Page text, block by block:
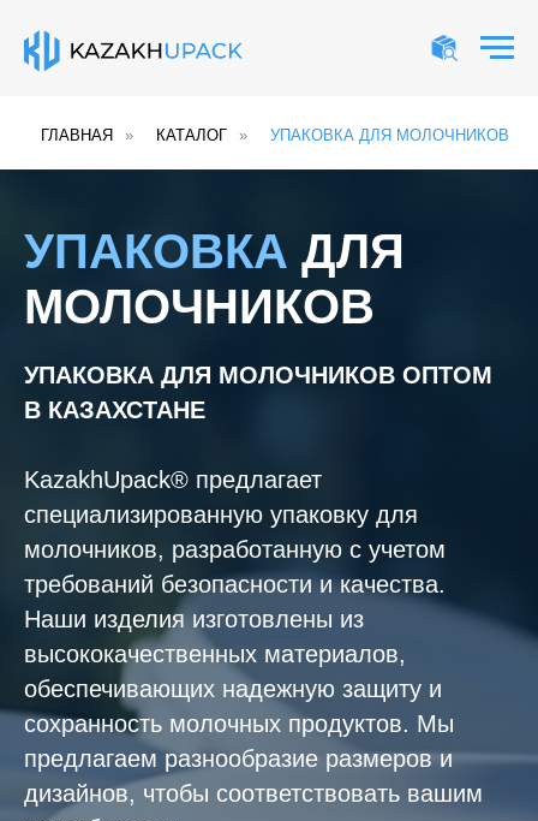
ГЛАВНАЯ » КАТАЛОГ » УПАКОВКА ДЛЯ МОЛОЧНИКОВ
УПАКОВКА ДЛЯ
МОЛОЧНИКОВ
УПАКОВКА ДЛЯ МОЛОЧНИКОВ ОПТОМ
В КАЗАХСТАНЕ
KazakhUpack® предлагает
специализированную упаковку для
молочников, разработанную с учетом
требований безопасности и качества.
Наши изделия изготовлены из
высококачественных материалов,
обеспечивающих надежную защиту и
сохранность молочных продуктов. Мы
предлагаем разнообразие размеров и
дизайнов, чтобы соответствовать вашим